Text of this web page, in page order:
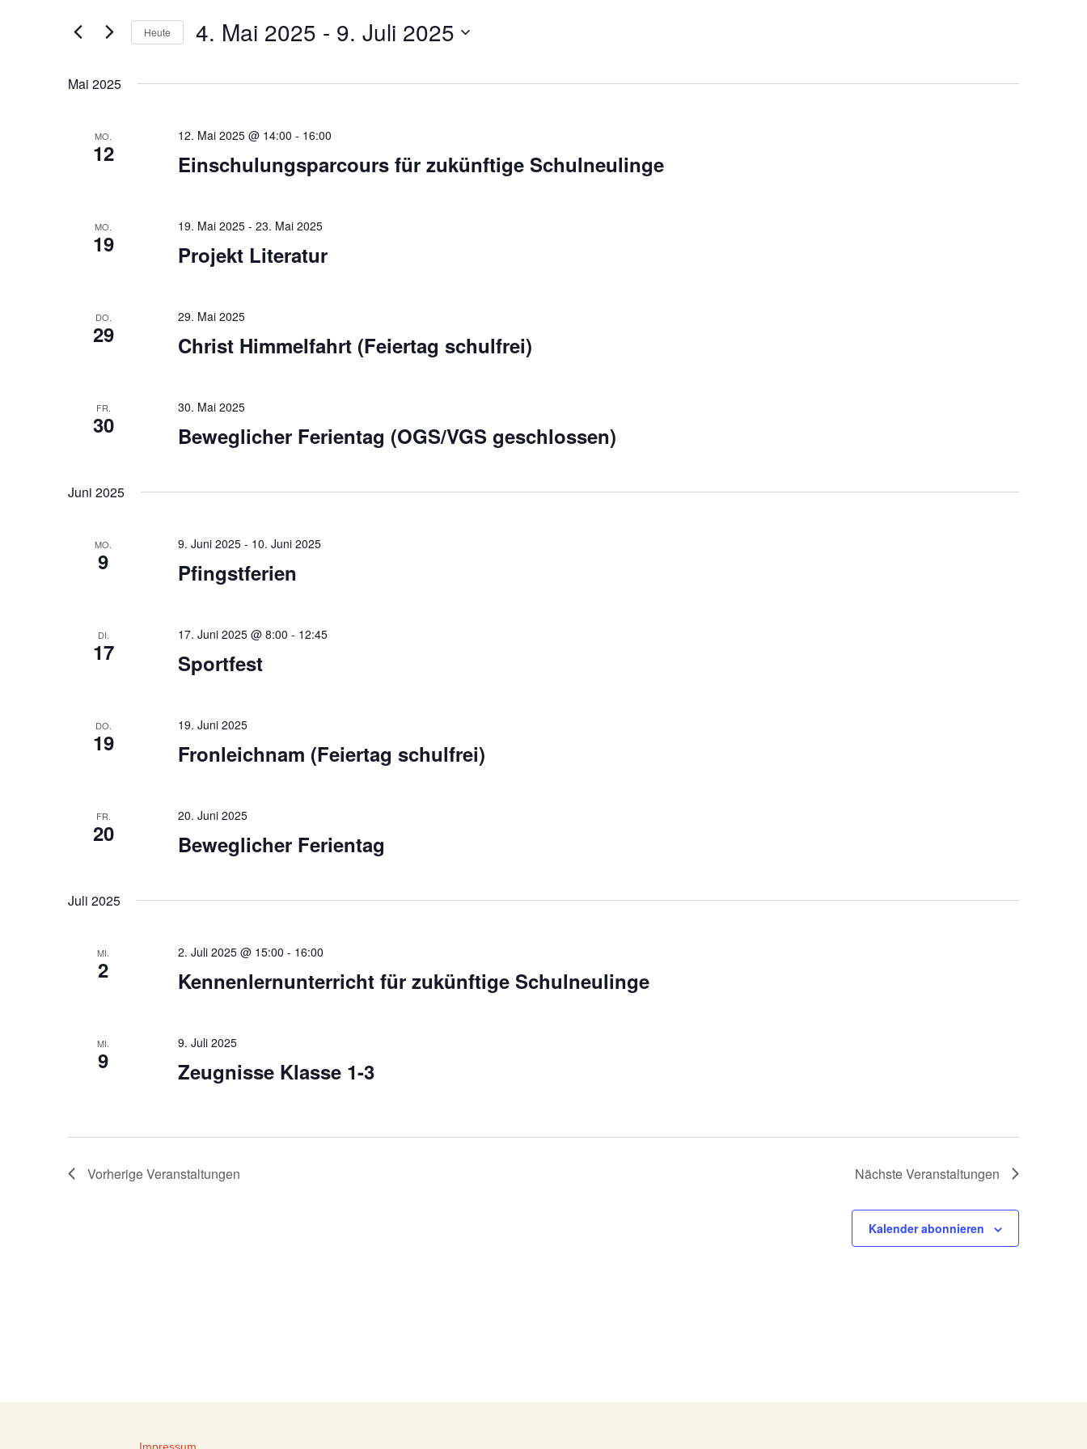
Ganztagsschule
Ansichten,
Navigation
nach
Heute 4. Mai 2025 - 9. Juli 2025
Mai 2025
MO.
12 Einschulungsparcours für zukünftige Schulneulinge
12. Mai 2025 @ 14:00 - 16:00
MO.
19 Projekt Literatur
19. Mai 2025- 23. Mai 2025
DO.
29 Christ Himmelfahrt (Feiertag schulfrei)
29. Mai 2025
FR.
30 Beweglicher Ferientag (OGS/VGS geschlossen)
30. Mai 2025
Juni 2025
MO.
9 Pfingstferien
9. Juni 2025- 10. Juni 2025
DI.
17 Sportfest
17. Juni 2025 @ 8:00 - 12:45
DO.
19 Fronleichnam (Feiertag schulfrei)
19. Juni 2025
FR.
20 Beweglicher Ferientag
20. Juni 2025
Juli 2025
MI.
2 Kennenlernunterricht für zukünftige Schulneulinge
2. Juli 2025 @ 15:00 - 16:00
MI.
9 Zeugnisse Klasse 1-3
9. Juli 2025
VorherigeVeranstaltungen NächsteVeranstaltungen
Kalender abonnieren